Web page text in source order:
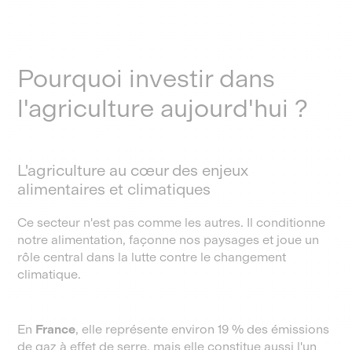
Pourquoi investir dans
l'agriculture aujourd'hui ?
L'agriculture au cœur des enjeux
alimentaires et climatiques
Ce secteur n'est pas comme les autres. Il conditionne
notre alimentation, façonne nos paysages et joue un
rôle central dans la lutte contre le changement
climatique.
En France, elle représente environ 19 % des émissions
de gaz à effet de serre, mais elle constitue aussi l'un